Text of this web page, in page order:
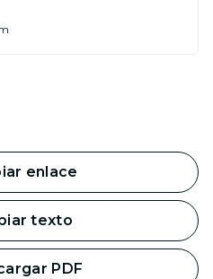
enlace
texto
PDF